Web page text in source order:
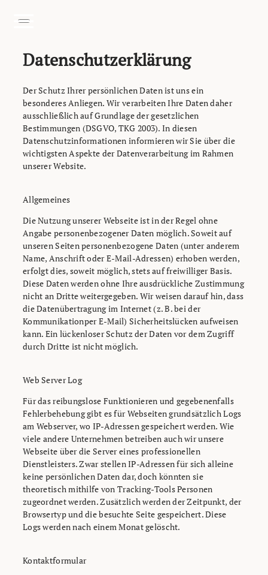
Datenschutzerklärung
Der Schutz Ihrer persönlichen Daten ist uns ein
besonderes Anliegen. Wir verarbeiten Ihre Daten daher
ausschließlich auf Grundlage der gesetzlichen
Bestimmungen (DSGVO, TKG 2003). In diesen
Datenschutzinformationen informieren wir Sie über die
wichtigsten Aspekte der Datenverarbeitung im Rahmen
unserer Website.
Allgemeines
Die Nutzung unserer Webseite ist in der Regel ohne
Angabe personenbezogener Daten möglich. Soweit auf
unseren Seiten personenbezogene Daten (unter anderem
Name, Anschrift oder E-Mail-Adressen) erhoben werden,
erfolgt dies, soweit möglich, stets auf freiwilliger Basis.
Diese Daten werden ohne Ihre ausdrückliche Zustimmung
nicht an Dritte weitergegeben. Wir weisen darauf hin, dass
die Datenübertragung im Internet (z. B. bei der
Kommunikationper E-Mail) Sicherheitslücken aufweisen
kann. Ein lückenloser Schutz der Daten vor dem Zugriff
durch Dritte ist nicht möglich.
Web Server Log
Für das reibungslose Funktionieren und gegebenenfalls
Fehlerbehebung gibt es für Webseiten grundsätzlich Logs
am Webserver, wo IP-Adressen gespeichert werden. Wie
viele andere Unternehmen betreiben auch wir unsere
Webseite über die Server eines professionellen
Dienstleisters. Zwar stellen IP-Adressen für sich alleine
keine persönlichen Daten dar, doch könnten sie
theoretisch mithilfe von Tracking-Tools Personen
zugeordnet werden. Zusätzlich werden der Zeitpunkt, der
Browsertyp und die besuchte Seite gespeichert. Diese
Logs werden nach einem Monat gelöscht.
Kontaktformular